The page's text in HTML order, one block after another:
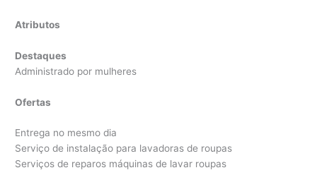
Atributos
Destaques
Administrado por mulheres
Ofertas
Entrega no mesmo dia
Serviço de instalação para lavadoras de roupas
Serviços de reparos máquinas de lavar roupas